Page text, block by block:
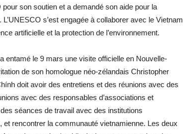
son soutien et a demandé son aide pour la
s’est engagée à collaborer avec le Vietnam
artificielle et la protection de l’environnement.
entamé le 9 mars une visite officielle en Nouvelle-
de son homologue néo-zélandais Christopher
doit avoir des entretiens et des réunions avec des
avec des responsables d’associations et
séances de travail avec des institutions
rencontrer la communauté vietnamienne. Les deux